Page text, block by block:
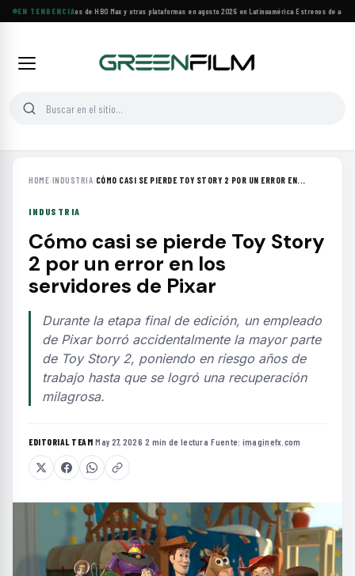
EN TENDENCIA
Principales estrenos de HBO Max y otras plataformas en agosto 2026 en Latinoamérica·Estrenos de
HOME›INDUSTRIA› CÓMO CASI SE PIERDE TOY STORY 2 POR UN ERROR EN...
INDUSTRIA
Cómo casi se pierde Toy Story
2 por un error en los
servidores de Pixar
Durante la etapa final de edición, un empleado
de Pixar borró accidentalmente la mayor parte
de Toy Story 2, poniendo en riesgo años de
trabajo hasta que se logró una recuperación
milagrosa.
EDITORIAL TEAM·May 27, 2026·2 min de lectura·Fuente: imaginefx.com